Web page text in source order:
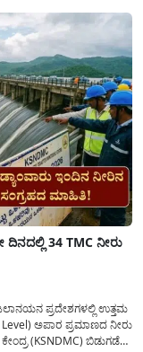
34 TMC ನೀರು
ಪ್ರದೇಶಗಳಲ್ಲಿ ಉತ್ತಮ
ಅಪಾರ ಪ್ರಮಾಣದ ನೀರು
(KSNDMC) ಬಿಡುಗಡೆ